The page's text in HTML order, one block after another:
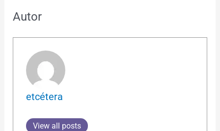
Autor
etcétera
View all posts